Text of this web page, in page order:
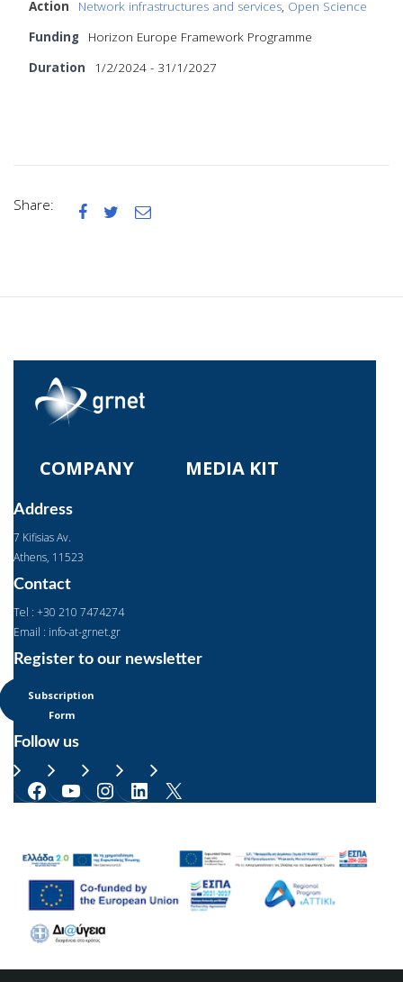
Action Network infrastructures and services, Open Science
Funding
Horizon Europe Framework Programme
Duration
1/2/2024 - 31/1/2027
Share:   
COMPANY MEDIA KIT
Address
7 Kifisias Av.
Αthens, 11523
Contact
Tel : +30 210 7474274
Email : info-at-grnet.gr
Register to our newsletter
Subscription
Form
Follow us
Facebook YouTube Instagram LinkedIn